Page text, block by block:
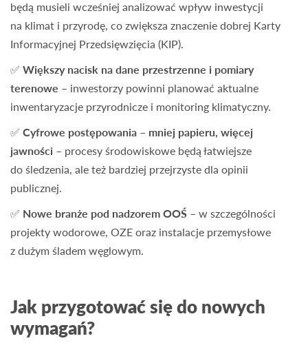
będą musieli wcześniej analizować wpływ inwestycji
na klimat i przyrodę, co zwiększa znaczenie dobrej Karty
Informacyjnej Przedsięwzięcia (KIP).
✅ Większy nacisk na dane przestrzenne i pomiary
terenowe – inwestorzy powinni planować aktualne
inwentaryzacje przyrodnicze i monitoring klimatyczny.
✅ Cyfrowe postępowania – mniej papieru, więcej
jawności – procesy środowiskowe będą łatwiejsze
do śledzenia, ale też bardziej przejrzyste dla opinii
publicznej.
✅ Nowe branże pod nadzorem OOŚ – w szczególności
projekty wodorowe, OZE oraz instalacje przemysłowe
z dużym śladem węglowym.
Jak przygotować się do nowych
wymagań?